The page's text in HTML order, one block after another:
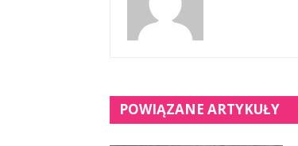
POWIĄZANE ARTYKUŁY